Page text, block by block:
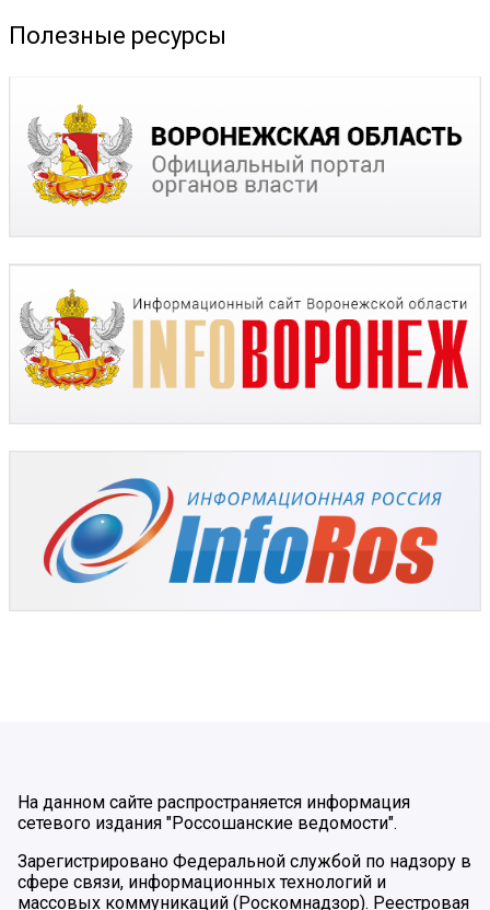
Полезные ресурсы
На данном сайте распространяется информация
сетевого издания "Россошанские ведомости".
Зарегистрировано Федеральной службой по надзору в
сфере связи, информационных технологий и
массовых коммуникаций (Роскомнадзор). Реестровая